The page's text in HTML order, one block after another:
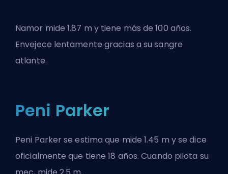
Namor mide 1.87 m y tiene más de 100 años.
Envejece lentamente gracias a su sangre
atlante.
Peni Parker
Peni Parker se estima que mide 1.45 m y se dice
oficialmente que tiene 18 años. Cuando pilota su